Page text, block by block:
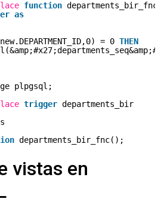
function
as
= 0 THEN
plpgsql;
trigger departments_bir
departments_bir_fnc();
vistas en